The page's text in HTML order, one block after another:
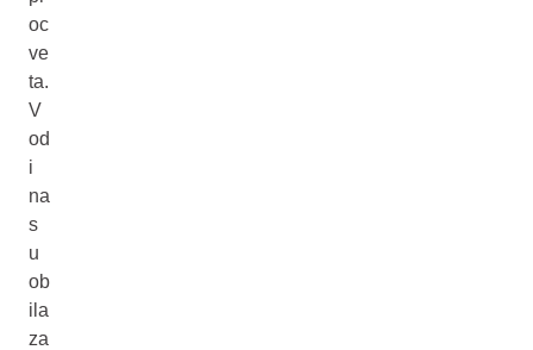
oc
ve
ta.
V
od
i
na
s
u
ob
ila
za